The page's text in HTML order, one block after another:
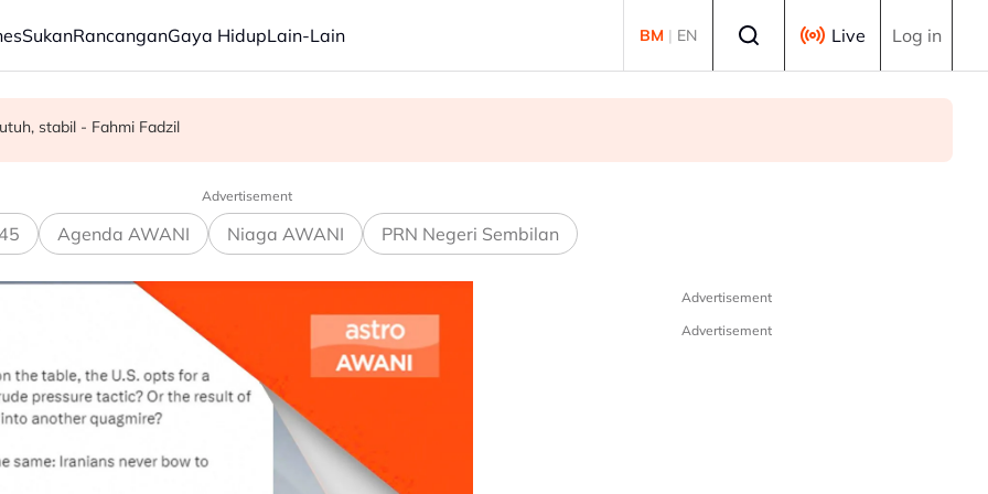
SukanRancanganGaya HidupLain-Lain BM | EN Live Log in
Dunia" 2029
stabil - Fahmi Fadzil
pecah undi PH' - AMK
Advertisement
Agenda AWANI Niaga AWANI PRN Negeri Sembilan
Advertisement
Advertisement